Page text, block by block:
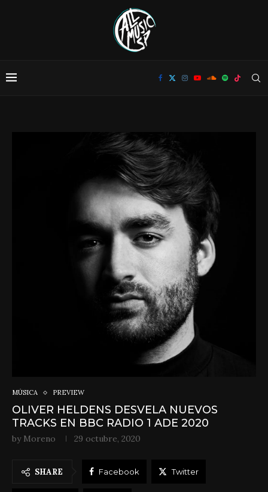
MÚSICA PREVIEW
OLIVER HELDENS DESVELA NUEVOS
TRACKS EN BBC RADIO 1 ADE 2020
by Moreno 29 octubre, 2020
SHARE Facebook Twitter